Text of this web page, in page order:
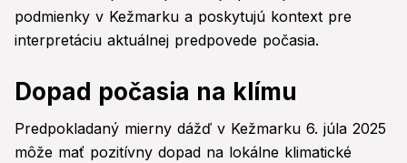
podmienky v Kežmarku a poskytujú kontext pre
interpretáciu aktuálnej predpovede počasia.
Dopad počasia na klímu
Predpokladaný mierny dážď v Kežmarku 6. júla 2025
môže mať pozitívny dopad na lokálne klimatické